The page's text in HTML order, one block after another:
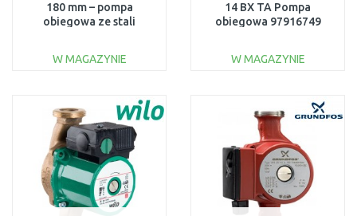
180 mm – pompa
obiegowa ze stali
W MAGAZYNIE
Do porównania
14 BX TA Pompa
obiegowa 97916749
W MAGAZYNIE